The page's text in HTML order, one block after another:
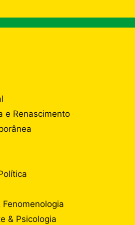
e Renascimento
& Psicologia